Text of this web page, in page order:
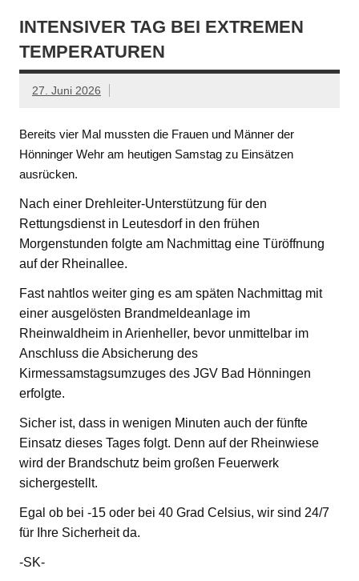
INTENSIVER TAG BEI EXTREMEN
TEMPERATUREN
27. Juni 2026
Bereits vier Mal mussten die Frauen und Männer der
Hönninger Wehr am heutigen Samstag zu Einsätzen
ausrücken.
Nach einer Drehleiter-Unterstützung für den
Rettungsdienst in Leutesdorf in den frühen
Morgenstunden folgte am Nachmittag eine Türöffnung
auf der Rheinallee.
Fast nahtlos weiter ging es am späten Nachmittag mit
einer ausgelösten Brandmeldeanlage im
Rheinwaldheim in Arienheller, bevor unmittelbar im
Anschluss die Absicherung des
Kirmessamstagsumzuges des JGV Bad Hönningen
erfolgte.
Sicher ist, dass in wenigen Minuten auch der fünfte
Einsatz dieses Tages folgt. Denn auf der Rheinwiese
wird der Brandschutz beim großen Feuerwerk
sichergestellt.
Egal ob bei -15 oder bei 40 Grad Celsius, wir sind 24/7
für Ihre Sicherheit da.
-SK-